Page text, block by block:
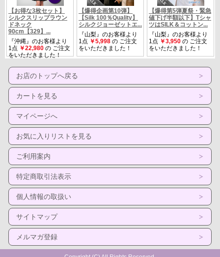
お店のトップへ戻る
カートを見る
マイページへ
お気に入りリストを見る
ご利用案内
特定商取引法表示
個人情報の取扱い
サイトマップ
メルマガ登録